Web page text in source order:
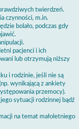
twierdzeń.
czynności, m.in.
bolało, podczas gdy
pacjenci i ich
lub otrzymują niższy
i rodzinie, jeśli nie są
wynikającą z ankiety
przemocy).
sytuacji rodzinnej bądź
na temat małoletniego